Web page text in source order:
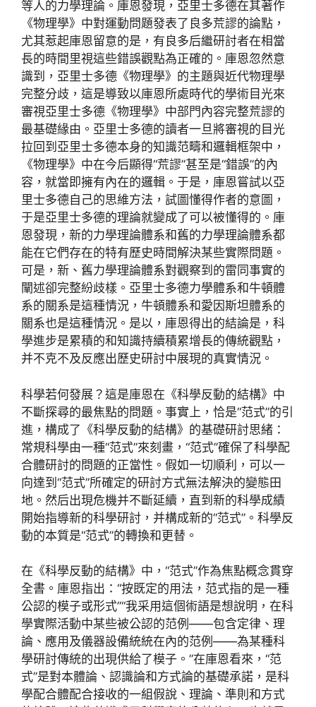
等人的力學理論。庫恩發現，亞里士多德在其著作
《物理學》中對運動問題發表了良多荒謬的論點，
尤其惹起庫恩留意的是，有良多后繼研討者在相當
長的時間里視這些錯誤觀點為正確的。庫恩忽然意
識到，亞里士多德《物理學》的主題與近代物理學
完整分歧，這是導致以庫恩所處時代的學術目光來
審視亞里士多德《物理學》中部門內容完整荒謬的
最基礎緣由。亞里士多德的讀者一旦將審視的目光
拉回到亞里士多德本身的知識范疇和邏輯框架中，
《物理學》中在今后顯得“荒謬”甚至是“錯誤”的內
容，就當即擁有內在的邏輯。于是，庫恩嘗試以亞
里士多德自己的思維方法，試圖懂得作者的意圖，
于是亞里士多德的理論就變成了可以被懂得的。庫
恩發現，新的力學理論體系和舊的力學理論體系都
能在它們存在的特有歷史時間解決某些實際問題。
可是，新、舊力學理論體系對觀察到的雷同事實的
闡述卻完整紛歧樣。亞里士多德力學體系和牛頓體
系的關系是這種情況，牛頓體系和愛因斯坦體系的
關系也是這種情況。是以，庫恩得出的結論是，科
學進步是累積的和知識持續積累增長的傳統觀點，
并不克不及反應出歷史研討中展現的真實情況。
科學若何發展？這是庫恩在《科學反動的結構》中
不斷探尋的最焦點的問題。事實上，恰是“范式”的引
進，構成了《科學反動的結構》的基礎研討思緒：
常規科學由一種“范式”來刻畫，“范式”確保了科學配
合體研討的問題的正當性。假如一切順利，可以一
向達到“范式”所確定的研討方式無法解決的變態田
地。然后出現危機并不斷延續，直到新的科學成績
開始指導新的科學研討，并構成新的“范式”。科學反
動的本質是“范式”的轉換和更替。
在《科學反動的結構》中，“范式”作為焦點概念貫穿
全書。庫恩指出：“按既定的用法，范式指的是一種
公認的模子或形式”“我采用這個術語是想說明，在科
學實際活動中某些被公認的范例——包含定律、理
論、應用及儀器設備統統在內的范例——為某種科
學研討傳統的出現供給了模子。”在庫恩看來，“范
式”是對本體論、認識論和方式論的基礎承諾，是科
學配合體配合接收的一組假說、理論、準則和方式